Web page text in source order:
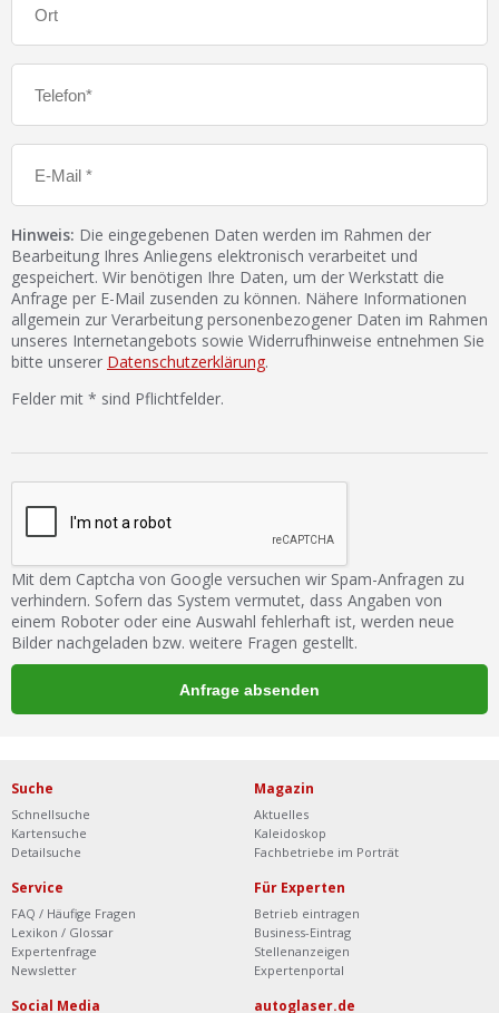
Hinweis: Die eingegebenen Daten werden im Rahmen der
Bearbeitung Ihres Anliegens elektronisch verarbeitet und
gespeichert. Wir benötigen Ihre Daten, um der Werkstatt die
Anfrage per E-Mail zusenden zu können. Nähere Informationen
allgemein zur Verarbeitung personenbezogener Daten im Rahmen
unseres Internetangebots sowie Widerrufhinweise entnehmen Sie
bitte unserer Datenschutzerklärung.
Felder mit * sind Pflichtfelder.
Mit dem Captcha von Google versuchen wir Spam-Anfragen zu
verhindern. Sofern das System vermutet, dass Angaben von
einem Roboter oder eine Auswahl fehlerhaft ist, werden neue
Bilder nachgeladen bzw. weitere Fragen gestellt.
Suche
Schnellsuche
Kartensuche
Detailsuche
Magazin
Aktuelles
Kaleidoskop
Fachbetriebe im Porträt
Service
FAQ / Häufige Fragen
Lexikon / Glossar
Expertenfrage
Newsletter
Für Experten
Betrieb eintragen
Business-Eintrag
Stellenanzeigen
Expertenportal
Social Media autoglaser.de